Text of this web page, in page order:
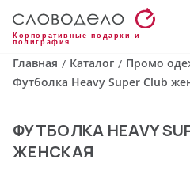
Корпоративные подарки и
полиграфия
Главная / Каталог / Промо
Футболка Heavy Super Club
ФУТБОЛКА HEAVY
ЖЕНСКАЯ